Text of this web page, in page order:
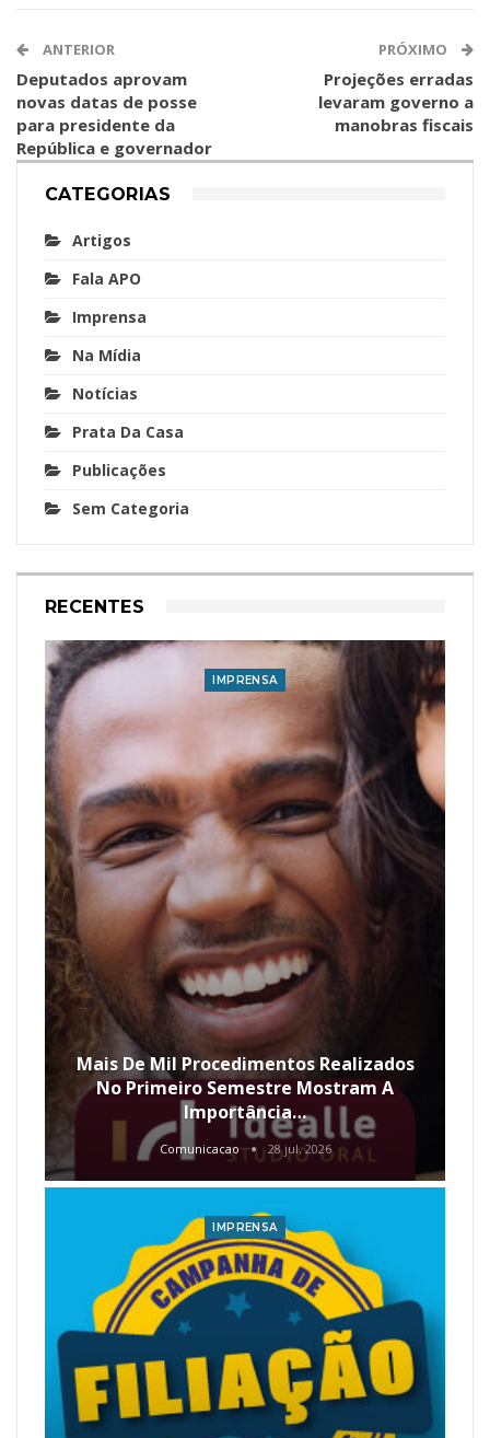
ANTERIOR
Deputados aprovam
novas datas de posse
para presidente da
República e governador
PRÓXIMO
Projeções erradas
levaram governo a
manobras fiscais
CATEGORIAS
Artigos
Fala APO
Imprensa
Na Mídia
Notícias
Prata Da Casa
Publicações
Sem Categoria
RECENTES
IMPRENSA
Mais De Mil Procedimentos Realizados
No Primeiro Semestre Mostram A
Importância…
Comunicacao 28 jul, 2026
IMPRENSA